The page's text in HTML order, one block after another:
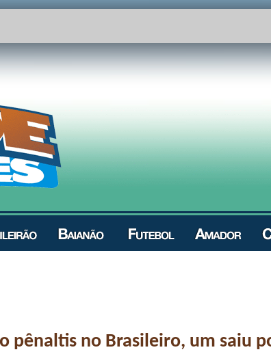
pênaltis no Brasileiro, um saiu